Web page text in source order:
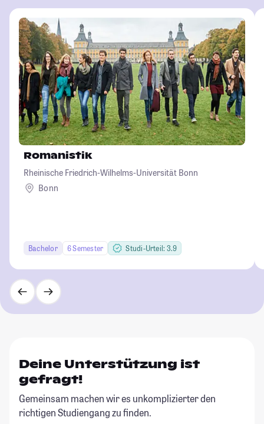
Romanistik
Rheinische Friedrich-Wilhelms-Universität Bonn
Bonn
Bachelor 6 Semester Studi-Urteil: 3.9
Deine Unterstützung ist
gefragt!
Gemeinsam machen wir es unkomplizierter den
richtigen Studiengang zu finden.